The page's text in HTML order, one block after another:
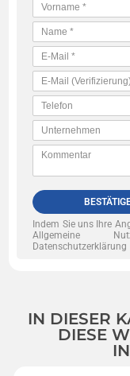
Indem Sie uns Ihre
Allgemeine
Datenschutzerklärung
IN DIESER
DIESE